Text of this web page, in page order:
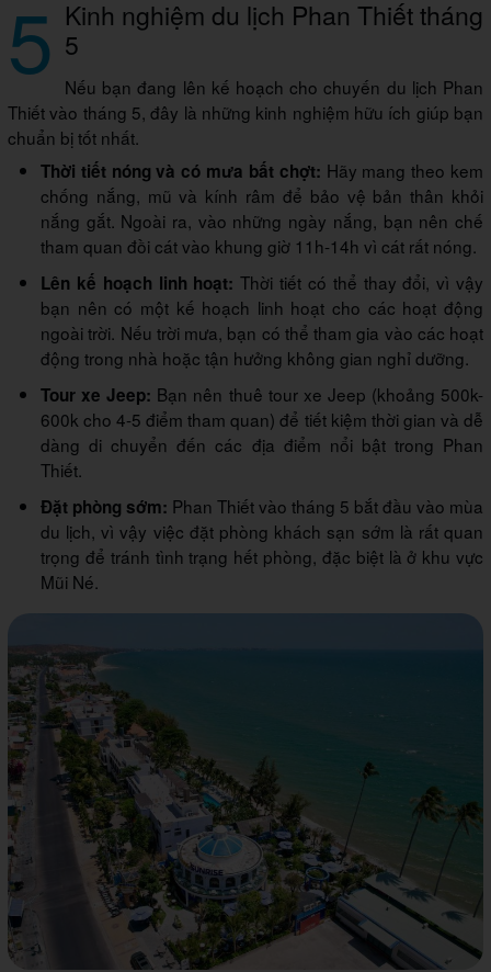
5 Kinh nghiệm du lịch Phan Thiết tháng
5
Nếu bạn đang lên kế hoạch cho chuyến du lịch Phan
Thiết vào tháng 5, đây là những kinh nghiệm hữu ích giúp bạn
chuẩn bị tốt nhất.
Thời tiết nóng và có mưa bất chợt: Hãy mang theo kem
chống nắng, mũ và kính râm để bảo vệ bản thân khỏi
nắng gắt. Ngoài ra, vào những ngày nắng, bạn nên chế
tham quan đồi cát vào khung giờ 11h-14h vì cát rất nóng.
Lên kế hoạch linh hoạt:Thời tiết có thể thay đổi, vì vậy
bạn nên có một kế hoạch linh hoạt cho các hoạt động
ngoài trời. Nếu trời mưa, bạn có thể tham gia vào các hoạt
động trong nhà hoặc tận hưởng không gian nghỉ dưỡng.
Tour xe Jeep: Bạn nên thuê tour xe Jeep (khoảng 500k-
600k cho 4-5 điểm tham quan) để tiết kiệm thời gian và dễ
dàng di chuyển đến các địa điểm nổi bật trong Phan
Thiết.
Đặt phòng sớm: Phan Thiết vào tháng 5 bắt đầu vào mùa
du lịch, vì vậy việc đặt phòng khách sạn sớm là rất quan
trọng để tránh tình trạng hết phòng, đặc biệt là ở khu vực
Mũi Né.